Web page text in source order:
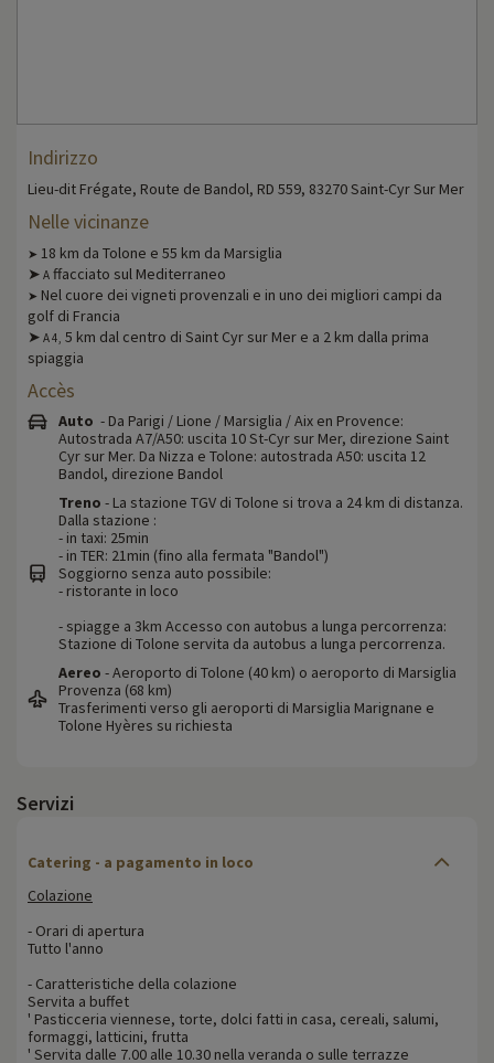
Indirizzo
Lieu-dit Frégate, Route de Bandol, RD 559, 83270 Saint-Cyr Sur Mer
Nelle vicinanze
➤ 18 km da Tolone e 55 km da Marsiglia
➤ A ffacciato sul Mediterraneo
➤ Nel cuore dei vigneti provenzali e in uno dei migliori campi da
golf di Francia
➤ A 4, 5 km dal centro di Saint Cyr sur Mer e a 2 km dalla prima
spiaggia
Accès
Auto - Da Parigi / Lione / Marsiglia / Aix en Provence:
Autostrada A7/A50: uscita 10 St-Cyr sur Mer, direzione Saint
Cyr sur Mer. Da Nizza e Tolone: autostrada A50: uscita 12
Bandol, direzione Bandol
Treno - La stazione TGV di Tolone si trova a 24 km di distanza.
Dalla stazione :
- in taxi: 25min
- in TER: 21min (fino alla fermata "Bandol")
Soggiorno senza auto possibile:
- ristorante in loco
- spiagge a 3km Accesso con autobus a lunga percorrenza:
Stazione di Tolone servita da autobus a lunga percorrenza.
Aereo - Aeroporto di Tolone (40 km) o aeroporto di Marsiglia
Provenza (68 km)
Trasferimenti verso gli aeroporti di Marsiglia Marignane e
Tolone Hyères su richiesta
Servizi
Catering - a pagamento in loco
Colazione
- Orari di apertura
Tutto l'anno
- Caratteristiche della colazione
Servita a buffet
' Pasticceria viennese, torte, dolci fatti in casa, cereali, salumi,
formaggi, latticini, frutta
' Servita dalle 7.00 alle 10.30 nella veranda o sulle terrazze